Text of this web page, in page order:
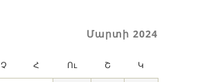
Մարտի 2024
Չ Հ Ու Շ Կ